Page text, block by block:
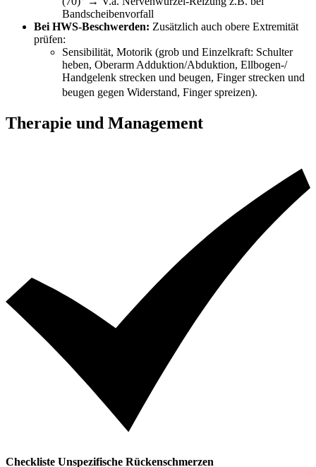
Bandscheibenvorfall
Bei HWS-Beschwerden: Zusätzlich auch obere Extremität
prüfen:
Sensibilität, Motorik (grob und Einzelkraft: Schulter
heben, Oberarm Adduktion/Abduktion, Ellbogen-/
Handgelenk strecken und beugen, Finger strecken und
beugen gegen Widerstand, Finger spreizen).
Therapie und Management
Checkliste Unspezifische Rückenschmerzen